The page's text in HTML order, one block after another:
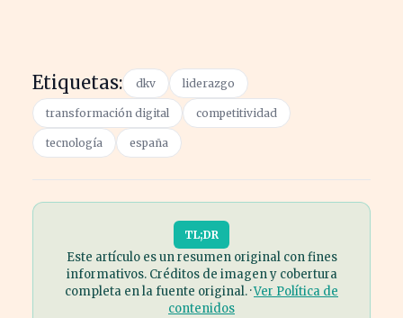
Etiquetas: dkv liderazgo
transformación digital competitividad
tecnología españa
TL;DR
Este artículo es un resumen original con fines
informativos. Créditos de imagen y cobertura
completa en la fuente original. ·Ver Política de
contenidos